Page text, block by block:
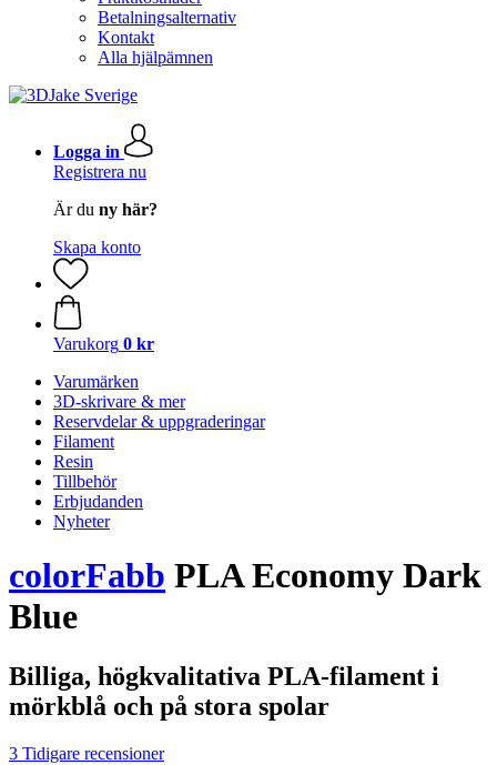
Betalningsalternativ
Kontakt
Alla hjälpämnen
Logga in
Registrera nu
Är du ny här?
Skapa konto
Varukorg 0 kr
Varumärken
3D-skrivare & mer
Reservdelar & uppgraderingar
Filament
Resin
Tillbehör
Erbjudanden
Nyheter
colorFabb PLA Economy Dark
Blue
Billiga, högkvalitativa PLA-filament i
mörkblå och på stora spolar
3 Tidigare recensioner